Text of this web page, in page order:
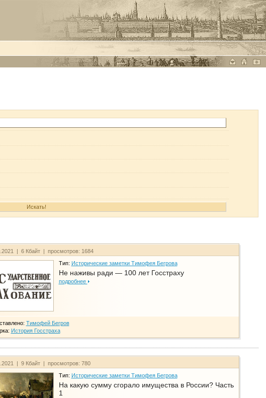
| 6 Кбайт | просмотров: 1684
Тип: Исторические заметки Тимофея Бегрова
Не наживы ради — 100 лет Госстраху
подробнее
Тимофей Бегров
История Госстраха
| 9 Кбайт | просмотров: 780
Тип: Исторические заметки Тимофея Бегрова
На какую сумму сгорало имущества в России? Часть
1